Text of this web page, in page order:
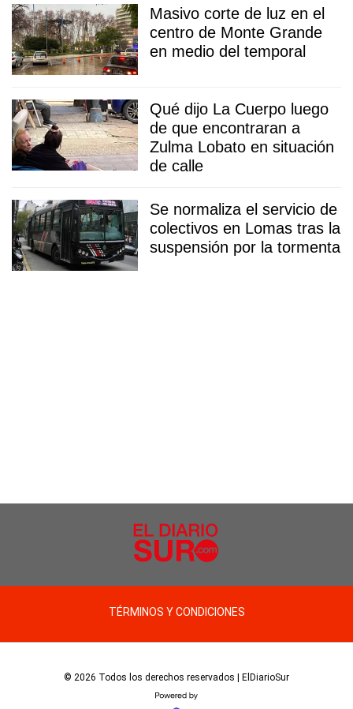
Masivo corte de luz en el
centro de Monte Grande
en medio del temporal
Qué dijo La Cuerpo luego
de que encontraran a
Zulma Lobato en situación
de calle
Se normaliza el servicio de
colectivos en Lomas tras la
suspensión por la tormenta
TÉRMINOS Y CONDICIONES
© 2026 Todos los derechos reservados | ElDiarioSur